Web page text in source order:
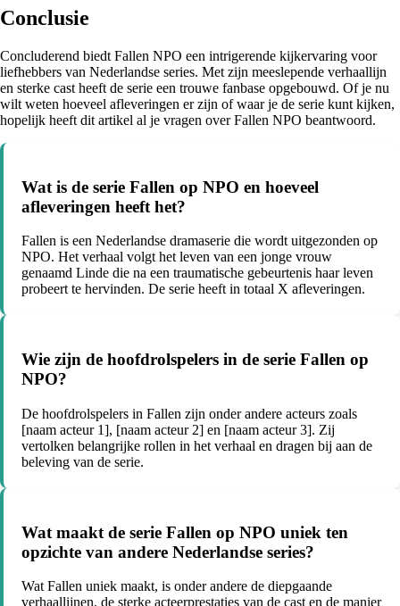
Conclusie
Concluderend biedt Fallen NPO een intrigerende kijkervaring voor
liefhebbers van Nederlandse series. Met zijn meeslepende verhaallijn
en sterke cast heeft de serie een trouwe fanbase opgebouwd. Of je nu
wilt weten hoeveel afleveringen er zijn of waar je de serie kunt kijken,
hopelijk heeft dit artikel al je vragen over Fallen NPO beantwoord.
Wat is de serie Fallen op NPO en hoeveel
afleveringen heeft het?
Fallen is een Nederlandse dramaserie die wordt uitgezonden op
NPO. Het verhaal volgt het leven van een jonge vrouw
genaamd Linde die na een traumatische gebeurtenis haar leven
probeert te hervinden. De serie heeft in totaal X afleveringen.
Wie zijn de hoofdrolspelers in de serie Fallen op
NPO?
De hoofdrolspelers in Fallen zijn onder andere acteurs zoals
[naam acteur 1], [naam acteur 2] en [naam acteur 3]. Zij
vertolken belangrijke rollen in het verhaal en dragen bij aan de
beleving van de serie.
Wat maakt de serie Fallen op NPO uniek ten
opzichte van andere Nederlandse series?
Wat Fallen uniek maakt, is onder andere de diepgaande
verhaallijnen, de sterke acteerprestaties van de cast en de manier